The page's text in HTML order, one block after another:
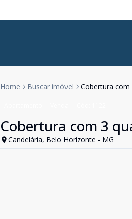
Home Buscar imóvel Cobertura com
Cobertura com 3
Candelária, Belo Horizonte - MG